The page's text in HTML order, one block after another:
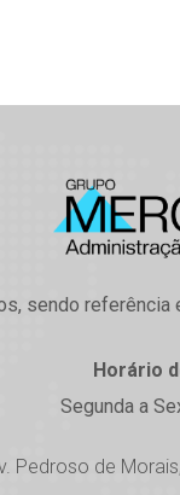
sendo
Horário
Segunda a
Pedroso de